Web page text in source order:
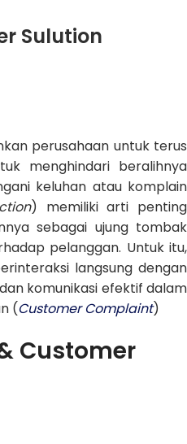
Sulution
perusahaan untuk terus
menghindari beralihnya
keluhan atau komplain
) memiliki arti penting
sebagai ujung tombak
pelanggan. Untuk itu,
langsung dengan
komunikasi efektif dalam
(Customer Complaint)
Customer